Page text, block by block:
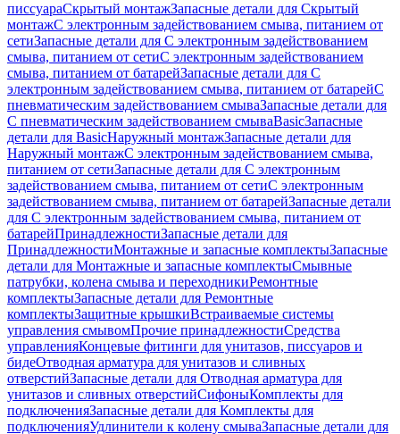
писсуараСкрытый монтажЗапасные детали для Скрытый
монтажС электронным задействованием смыва, питанием от
сетиЗапасные детали для С электронным задействованием
смыва, питанием от сетиС электронным задействованием
смыва, питанием от батарейЗапасные детали для С
электронным задействованием смыва, питанием от батарейС
пневматическим задействованием смываЗапасные детали для
С пневматическим задействованием смываBasicЗапасные
детали для BasicНаружный монтажЗапасные детали для
Наружный монтажС электронным задействованием смыва,
питанием от сетиЗапасные детали для С электронным
задействованием смыва, питанием от сетиС электронным
задействованием смыва, питанием от батарейЗапасные детали
для С электронным задействованием смыва, питанием от
батарейПринадлежностиЗапасные детали для
ПринадлежностиМонтажные и запасные комплектыЗапасные
детали для Монтажные и запасные комплектыСмывные
патрубки, колена смыва и переходникиРемонтные
комплектыЗапасные детали для Ремонтные
комплектыЗащитные крышкиВстраиваемые системы
управления смывомПрочие принадлежностиСредства
управленияКонцевые фитинги для унитазов, писсуаров и
бидеОтводная арматура для унитазов и сливных
отверстийЗапасные детали для Отводная арматура для
унитазов и сливных отверстийСифоныКомплекты для
подключенияЗапасные детали для Комплекты для
подключенияУдлинители к колену смываЗапасные детали для